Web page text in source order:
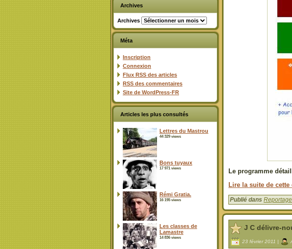
Archives
Archives
Méta
Inscription
Connexion
Flux RSS des articles
RSS des commentaires
Site de WordPress-FR
Articles les plus consultés
Lettres du Mastrou
44 329 views
Bons tuyaux
17 971 views
Rémi Gratia.
16 195 views
Les classes de
Lamastre
14 836 views
Le programme
Lire la suite de cette
Publié dans
J C délivre-
23 février 2011 |